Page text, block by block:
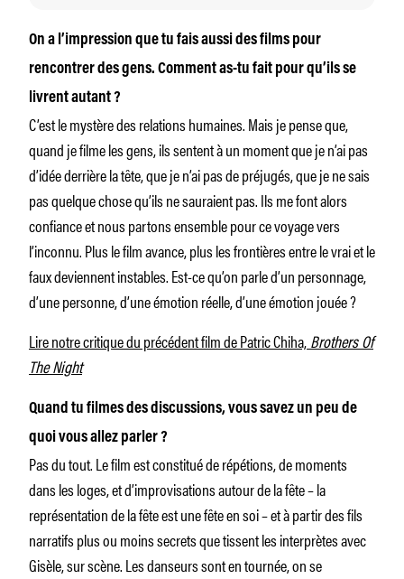
On a l’impression que tu fais aussi des films pour
rencontrer des gens. Comment as-tu fait pour qu’ils se
livrent autant ?
C’est le mystère des relations humaines. Mais je pense que,
quand je filme les gens, ils sentent à un moment que je n’ai pas
d’idée derrière la tête, que je n’ai pas de préjugés, que je ne sais
pas quelque chose qu’ils ne sauraient pas. Ils me font alors
confiance et nous partons ensemble pour ce voyage vers
l’inconnu. Plus le film avance, plus les frontières entre le vrai et le
faux deviennent instables. Est-ce qu’on parle d’un personnage,
d’une personne, d’une émotion réelle, d’une émotion jouée ?
Lire notre critique du précédent film de Patric Chiha,Brothers Of
The Night
Quand tu filmes des discussions, vous savez un peu de
quoi vous allez parler ?
Pas du tout. Le film est constitué de répétions, de moments
dans les loges, et d’improvisations autour de la fête – la
représentation de la fête est une fête en soi – et à partir des fils
narratifs plus ou moins secrets que tissent les interprètes avec
Gisèle, sur scène. Les danseurs sont en tournée, on se